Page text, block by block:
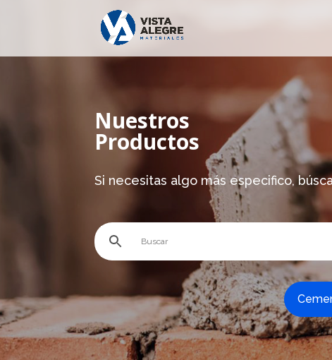
Nuestros
Productos
Si necesitas algo más especifico,